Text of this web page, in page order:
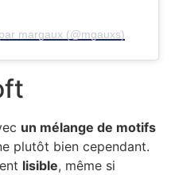
margaux (@mgauxs)
un mélange de motifs
plutôt bien cependant.
lisible, même si